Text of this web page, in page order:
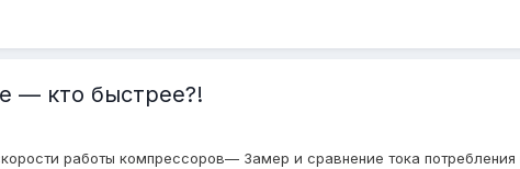
— кто быстрее?!
работы компрессоров— Замер и сравнение тока